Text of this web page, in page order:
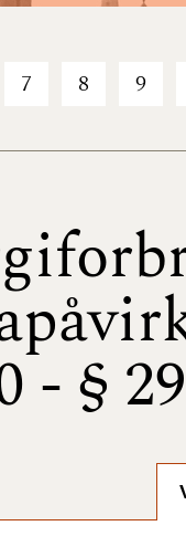
7 8 9
- §